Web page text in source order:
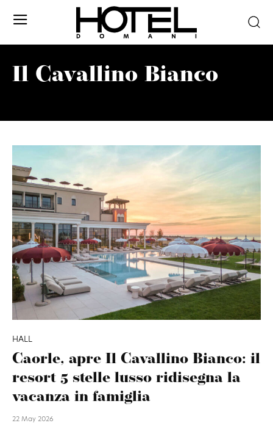
Il Cavallino Bianco
HALL
Caorle, apre Il Cavallino Bianco: il
resort 5 stelle lusso ridisegna la
vacanza in famiglia
22 May 2026